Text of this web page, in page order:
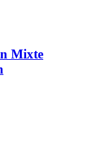
Mixte